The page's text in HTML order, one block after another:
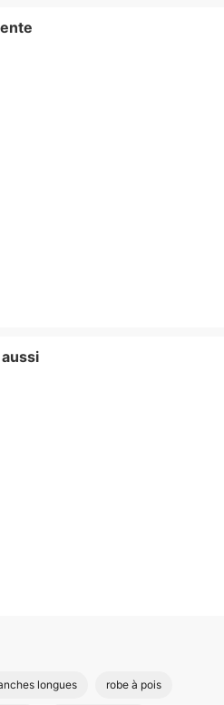
longues robe à pois